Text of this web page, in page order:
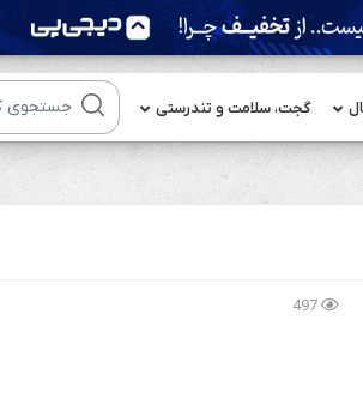
گجت، سلامت و تندرستی
497